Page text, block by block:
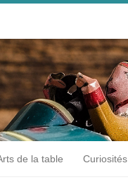
de la table Curiosités